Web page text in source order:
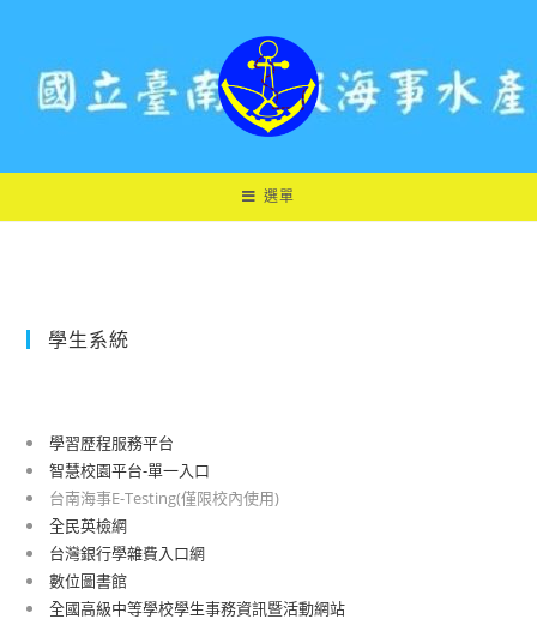
選單
學生系統
學習歷程服務平台
智慧校園平台-單一入口
台南海事E-Testing(僅限校內使用)
全民英檢網
台灣銀行學雜費入口網
數位圖書館
全國高級中等學校學生事務資訊暨活動網站